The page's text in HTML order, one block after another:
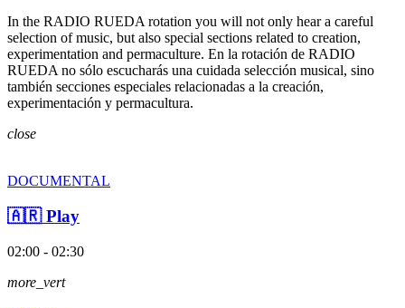
In the RADIO RUEDA rotation you will not only hear a careful
selection of music, but also special sections related to creation,
experimentation and permaculture. En la rotación de RADIO
RUEDA no sólo escucharás una cuidada selección musical, sino
también secciones especiales relacionadas a la creación,
experimentación y permacultura.
close
DOCUMENTAL
🇦🇷 Play
02:00 - 02:30
more_vert